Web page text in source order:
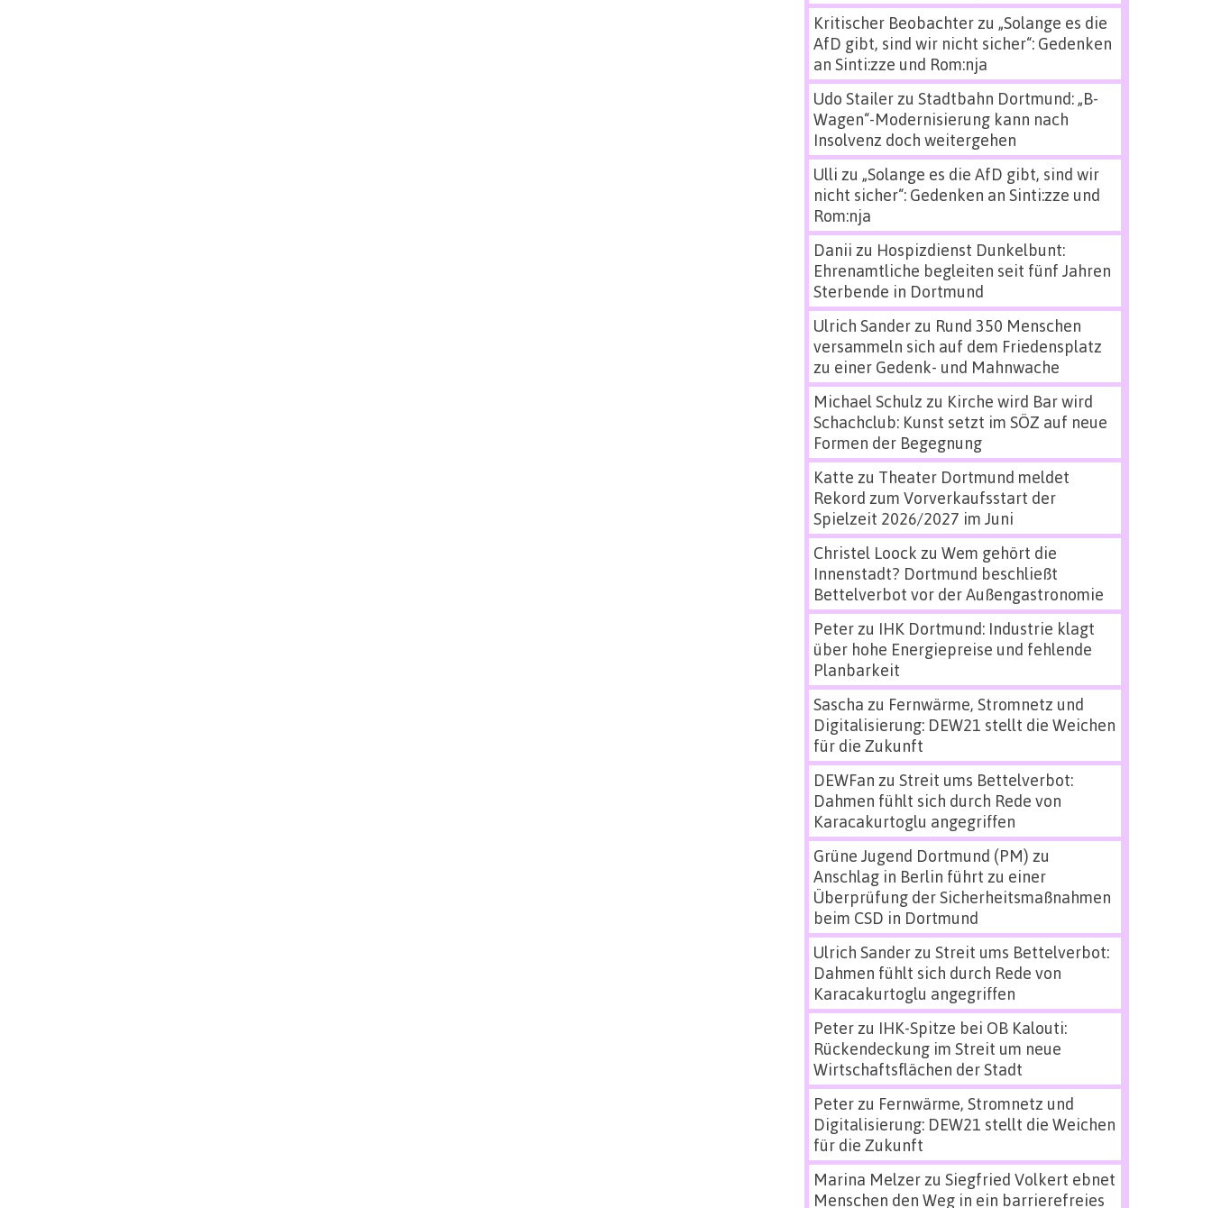
Kritischer Beobachterzu „Solange es die
AfD gibt, sind wir nicht sicher“: Gedenken
an Sinti:zze und Rom:nja
Udo Stailerzu Stadtbahn Dortmund: „B-
Wagen“-Modernisierung kann nach
Insolvenz doch weitergehen
Ulli zu „Solange es die AfD gibt, sind wir
nicht sicher“: Gedenken an Sinti:zze und
Rom:nja
Danii zu Hospizdienst Dunkelbunt:
Ehrenamtliche begleiten seit fünf Jahren
Sterbende in Dortmund
Ulrich Sanderzu Rund 350 Menschen
versammeln sich auf dem Friedensplatz
zu einer Gedenk- und Mahnwache
Michael Schulz zu Kirche wird Bar wird
Schachclub: Kunst setzt im SÖZ auf neue
Formen der Begegnung
Katte zu Theater Dortmund meldet
Rekord zum Vorverkaufsstart der
Spielzeit 2026/2027 im Juni
Christel Loock zu Wem gehört die
Innenstadt? Dortmund beschließt
Bettelverbot vor der Außengastronomie
Peterzu IHK Dortmund: Industrie klagt
über hohe Energiepreise und fehlende
Planbarkeit
Sascha zu Fernwärme, Stromnetz und
Digitalisierung: DEW21 stellt die Weichen
für die Zukunft
DEWFan zu Streit ums Bettelverbot:
Dahmen fühlt sich durch Rede von
Karacakurtoglu angegriffen
Grüne Jugend Dortmund (PM) zu
Anschlag in Berlin führt zu einer
Überprüfung der Sicherheitsmaßnahmen
beim CSD in Dortmund
Ulrich Sanderzu Streit ums Bettelverbot:
Dahmen fühlt sich durch Rede von
Karacakurtoglu angegriffen
Peterzu IHK-Spitze bei OB Kalouti:
Rückendeckung im Streit um neue
Wirtschaftsflächen der Stadt
Peterzu Fernwärme, Stromnetz und
Digitalisierung: DEW21 stellt die Weichen
für die Zukunft
Marina Melzerzu Siegfried Volkert ebnet
Menschen den Weg in ein barrierefreies